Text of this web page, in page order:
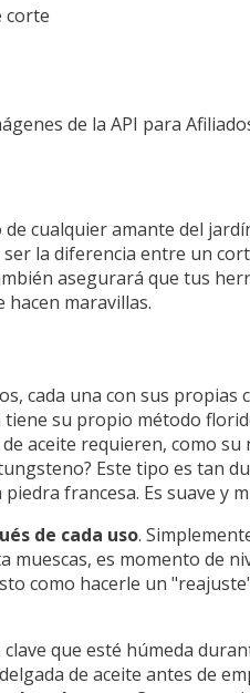
corte
de la API para
cualquier amante del
la diferencia entre un
asegurará que tus
maravillas.
cada una con sus
su propio método
aceite requieren, como
Este tipo es tan
francesa. Es suave y
de cada uso.
muescas, es momento de
como hacerle un
que esté húmeda
de aceite antes de